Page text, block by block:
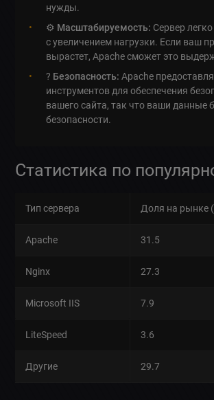
нужды.
⚙️ Масштабируемость: Сервер
с увеличением нагрузки. Если ваш
вырастет, Apache сможет это
? Безопасность: Apache
инструментов для обеспечения
вашего сайта, так что ваши данные
безопасности.
Статистика по
Тип сервера Доля на рынке
Apache 31.5
Nginx 27.3
Microsoft IIS 7.9
LiteSpeed 3.6
Другие 29.7